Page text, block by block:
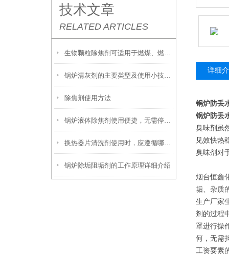
技术文章
RELATED ARTICLES
生物颗粒除焦剂可适用于燃煤、燃油及生物质混燃锅炉的定期除焦
锅炉清灰剂的主要类型及使用小技巧分享
除焦剂使用方法
锅炉液体除焦剂使用便捷，无需停炉即可在线投加
换热器片清洗剂使用时，应遵循哪些步骤？
锅炉除垢阻垢剂的工作原理详细介绍
详细
锅炉防丢
锅炉防丢
臭味剂虽
见效快热
臭味剂对
烟台恒鑫
垢、杂质
生产厂家
剂的过程
罩进行操
何，无需
工资要素